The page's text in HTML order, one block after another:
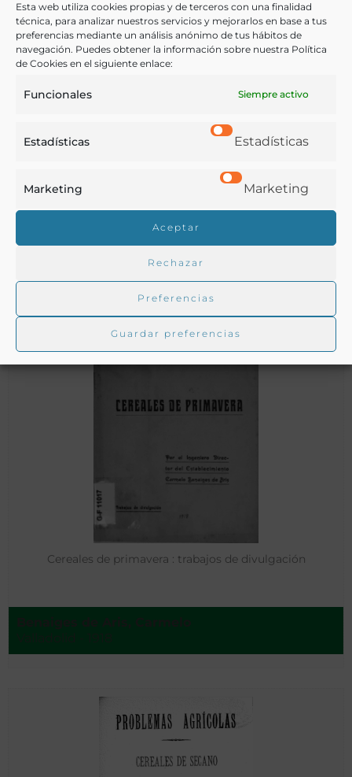
Esta web utiliza cookies propias y de terceros con una finalidad
técnica, para analizar nuestros servicios y mejorarlos en base a tus
preferencias mediante un análisis anónimo de tus hábitos de
navegación. Puedes obtener la información sobre nuestra Política
de Cookies en el siguiente enlace:
Funcionales Siempre activo
Estadísticas Estadísticas
Marketing Marketing
Aceptar
Rechazar
Preferencias
Guardar preferencias
Estado de las cosechas de trigo, centeno y cevada [sic] de
esta Provincia de Segovia, con un cálculo de lo que
consecuencia de los oficios comunicados á la Real
Sociedad é Intendente de ella por los Señores Directores
del Banco Nacional de S. Carlos en 21 de febrero de 1785
Horcasitas, José Antonio de
Segovia - [1786?]
Cereales de primavera : trabajos de divulgación